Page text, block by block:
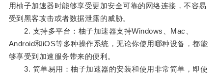
用柚子加速器时能够享受更加安全可靠的网络连接，不容易
受到黑客攻击或者数据泄露的威胁。
2. 支持多平台：柚子加速器支持Windows、Mac、
Android和iOS等多种操作系统，无论你使用哪种设备，都能
够享受到加速服务带来的便利。
3. 简单易用：柚子加速器的安装和使用非常简单，即使